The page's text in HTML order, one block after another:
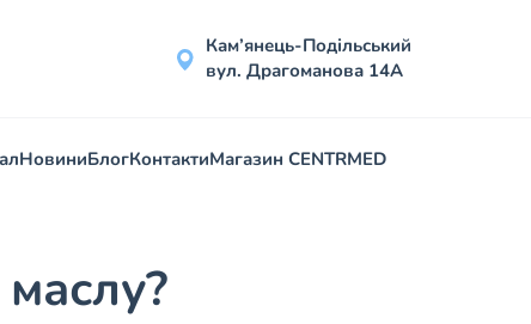
Кам’янець-Подільський
вул. Драгоманова 14А
НовиниБлогКонтактиМагазин CENTRMED